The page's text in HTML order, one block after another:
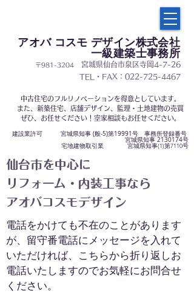
アオバ コスモ デザイン株式会社
一級建築士事務所
〒981-3204 宮城県仙台市泉区寺岡4-7-26
​TEL・FAX：022-725-4467
中古住宅のフルリノベーションを得意としています。
また、新築住宅、店舗デザイン、監理・土地建物の売買
ぜひ、お任せください！空家相談もお任せください。
建設業許可 宮城県知事 (般-5)第19991号 事務所登録番号
宮城県知事 2130174号
宅地建物取引業 宮城県知事(1)第7110号
仙台市を中心に
リフォーム・内装工事なら
​アオバコスモデザイン
電話をかけても不在のことがあります
が、留守番電話にメッセージを入れて
いただければ、こちらから折り返しお
電話いたしますのでお気軽にお問合せ
ください。